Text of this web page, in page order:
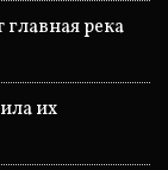
река
их